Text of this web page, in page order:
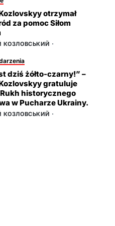
otrzymał
za pomoc Siłom
КОЗЛОВСЬКИЙ
dziś żółto-czarny!” –
gratuluje
historycznego
w Pucharze Ukrainy.
КОЗЛОВСЬКИЙ